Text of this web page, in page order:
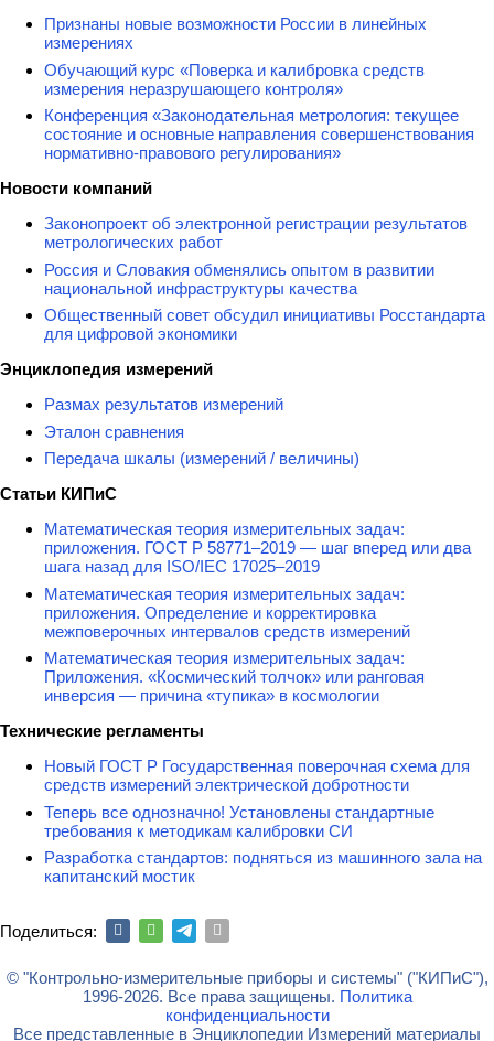
Признаны новые возможности России в линейных
измерениях
Обучающий курс «Поверка и калибровка средств
измерения неразрушающего контроля»
Конференция «Законодательная метрология: текущее
состояние и основные направления совершенствования
нормативно-правового регулирования»
Новости компаний
Законопроект об электронной регистрации результатов
метрологических работ
Россия и Словакия обменялись опытом в развитии
национальной инфраструктуры качества
Общественный совет обсудил инициативы Росстандарта
для цифровой экономики
Энциклопедия измерений
Размах результатов измерений
Эталон сравнения
Передача шкалы (измерений / величины)
Статьи КИПиС
Математическая теория измерительных задач:
приложения. ГОСТ Р 58771–2019 — шаг вперед или два
шага назад для ISO/IEC 17025–2019
Математическая теория измерительных задач:
приложения. Определение и корректировка
межповерочных интервалов средств измерений
Математическая теория измерительных задач:
Приложения. «Космический толчок» или ранговая
инверсия — причина «тупика» в космологии
Технические регламенты
Новый ГОСТ Р Государственная поверочная схема для
средств измерений электрической добротности
Теперь все однозначно! Установлены стандартные
требования к методикам калибровки СИ
Разработка стандартов: подняться из машинного зала на
капитанский мостик
Поделиться:
© "Контрольно-измерительные приборы и системы" ("КИПиС"),
1996-2026. Все права защищены. Политика
конфиденциальности
Все представленные в Энциклопедии Измерений материалы